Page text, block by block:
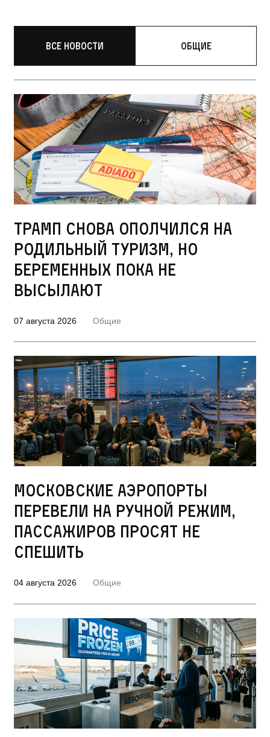
Все новости Общие
Трамп снова ополчился на
родильный туризм, но
беременных пока не
высылают
07 августа 2026 Общие
Московские аэропорты
перевели на ручной режим,
пассажиров просят не
спешить
04 августа 2026 Общие